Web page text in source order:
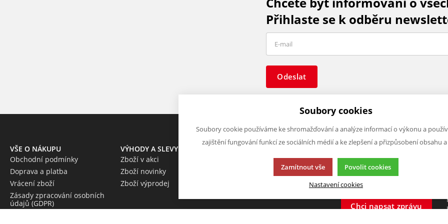
Přihlaste se k odběru
Odeslat
VŠE O NÁKUPU
Obchodní podmínky
Doprava a platba
Vrácení zboží
Zásady zpracování osobních
údajů (GDPR)
VÝHODY A SLEVY
Zboží v akci
Zboží novinky
Zboží výprodej
O FIRMĚ
Chcete nám něco sdělit o našich
produktech nebo e-shopu?
Neváhejte napsat.
Chci napsat zprávu
Soubory cookies
Soubory cookie používáme ke shromažďování a analýze informací o výkonu a
zajištění fungování funkcí ze sociálních médií a ke zlepšení a přizpůsobení obsahu
Zamítnout vše Povolit cookies
Nastavení cookies